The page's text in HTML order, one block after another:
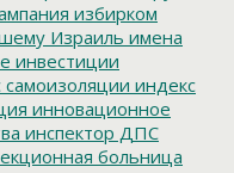
избирком
Израиль имена
инвестиции
самоизоляции индекс
инновационное
инспектор ДПС
больница